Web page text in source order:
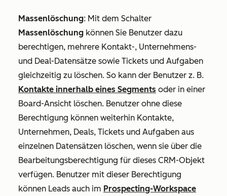
Massenlöschung: Mit dem Schalter
Massenlöschung können Sie Benutzer dazu
berechtigen, mehrere Kontakt-, Unternehmens-
und Deal-Datensätze sowie Tickets und Aufgaben
gleichzeitig zu löschen. So kann der Benutzer z. B.
Kontakte innerhalb eines Segments oder in einer
Board-Ansicht löschen. Benutzer ohne diese
Berechtigung können weiterhin Kontakte,
Unternehmen, Deals, Tickets und Aufgaben aus
einzelnen Datensätzen löschen, wenn sie über die
Bearbeitungsberechtigung für dieses CRM-Objekt
verfügen. Benutzer mit dieser Berechtigung
können Leads auch im Prospecting-Workspace